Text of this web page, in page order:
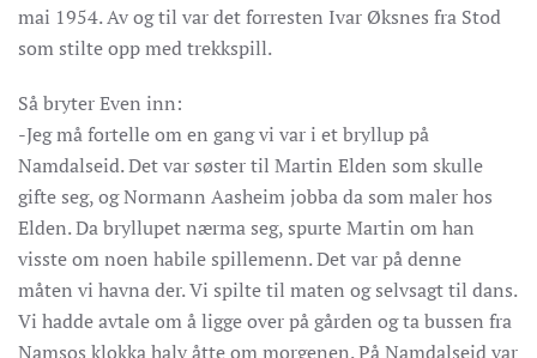
mai 1954. Av og til var det forresten Ivar Øksnes fra Stod
som stilte opp med trekkspill.
Så bryter Even inn:
-Jeg må fortelle om en gang vi var i et bryllup på
Namdalseid. Det var søster til Martin Elden som skulle
gifte seg, og Normann Aasheim jobba da som maler hos
Elden. Da bryllupet nærma seg, spurte Martin om han
visste om noen habile spillemenn. Det var på denne
måten vi havna der. Vi spilte til maten og selvsagt til dans.
Vi hadde avtale om å ligge over på gården og ta bussen fra
Namsos klokka halv åtte om morgenen. På Namdalseid var